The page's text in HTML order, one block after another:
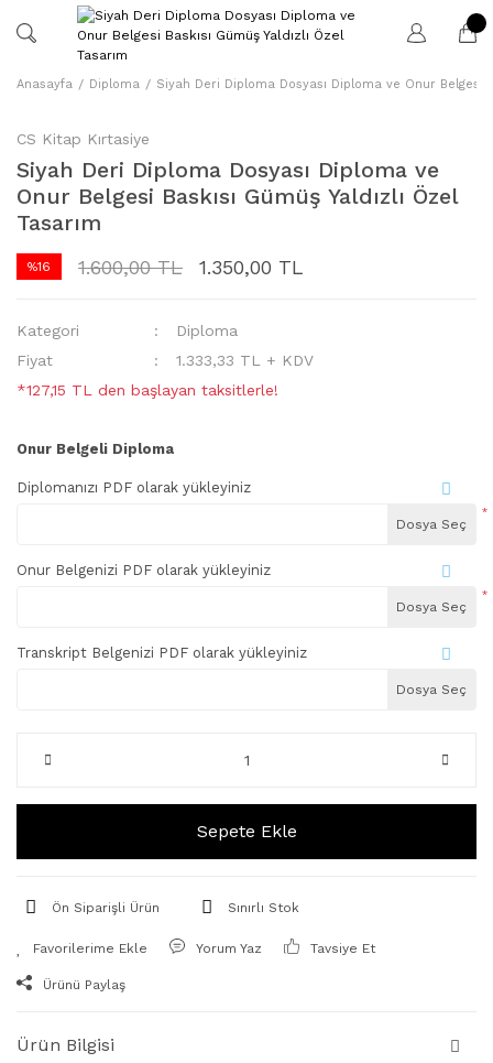
Anasayfa Diploma Siyah Deri Diploma Dosyası Diploma ve Onur Belgesi
CS Kitap Kırtasiye
Siyah Deri Diploma Dosyası Diploma ve
Onur Belgesi Baskısı Gümüş Yaldızlı Özel
Tasarım
%16 1.600,00 TL 1.350,00 TL
Kategori
Diploma
Fiyat
1.333,33 TL + KDV
*127,15 TL den başlayan taksitlerle!
Onur Belgeli Diploma
Diplomanızı PDF olarak yükleyiniz
Dosya Seç
*
Onur Belgenizi PDF olarak yükleyiniz
Dosya Seç
*
Transkript Belgenizi PDF olarak yükleyiniz
Dosya Seç
Sepete Ekle
Ön Siparişli Ürün Sınırlı Stok
Yorum Yaz Tavsiye Et
Ürünü Paylaş
Ürün Bilgisi